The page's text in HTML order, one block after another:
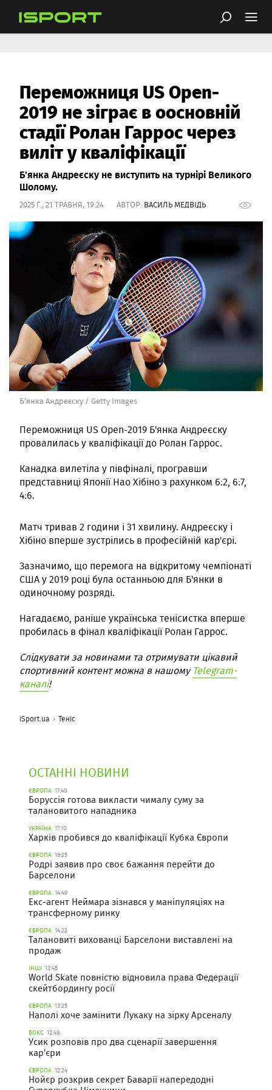
Переможниця US Open-
2019 не зіграє в оосновній
стадії Ролан Гаррос через
виліт у кваліфікації
Б'янка Андреєску не виступить на турнірі Великого
Шолому.
2025 Г., 21 ТРАВНЯ, 19:24 АВТОР: ВАСИЛЬ МЕДВІДЬ
Б'янка Андреєску / Getty Images
Переможниця US Open-2019 Б'янка Андреєску
провалилась у кваліфікації до Ролан Гаррос.
Канадка вилетіла у півфіналі, програвши
представниці Японії Нао Хібіно з рахунком 6:2, 6:7,
4:6.
Матч тривав 2 години і 31 хвилину. Андреєску і
Хібіно вперше зустрілись в професійній кар'єрі.
Зазначимо, що перемога на відкритому чемпіонаті
США у 2019 році була останньою для Б'янки в
одиночному розряді.
Нагадаємо, раніше українська тенісистка вперше
пробилась в фінал кваліфікації Ролан Гаррос.
Слідкувати за новинами та отримувати цікавий
спортивний контент можна в нашомуTelegram-
каналі!
iSport.ua Теніс
ОСТАННІ НОВИНИ
ЄВРОПА 17:40
Боруссія готова викласти чималу суму за
талановитого нападника
УКРАЇНА 17:10
Харків пробився до кваліфікації Кубка Європи
ЄВРОПА 16:25
Родрі заявив про своє бажання перейти до
Барселони
ЄВРОПА 14:49
Екс-агент Неймара зізнався у маніпуляціях на
трансферному ринку
ЄВРОПА 14:22
Талановиті вихованці Барселони виставлені на
продаж
ІНШІ 13:45
World Skate повністю відновила права Федерації
скейтбордингу росії
ЄВРОПА 13:25
Наполі хоче замінити Лукаку на зірку Арсеналу
БОКС 12:48
Усик розповів про два сценарії завершення
кар'єри
ЄВРОПА 12:24
Нойєр розкрив секрет Баварії напередодні